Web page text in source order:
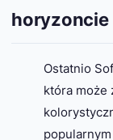
horyzoncie
Ostatnio
która może